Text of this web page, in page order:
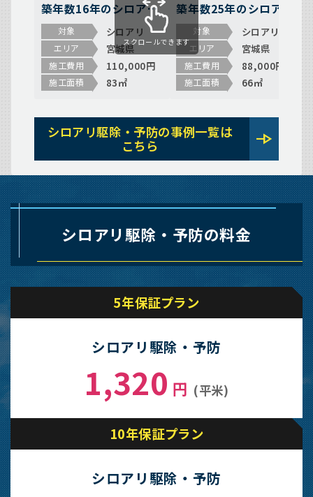
築年数16年のシロアリ
予防の施工事例（宮城
県東松島市矢本上河
戸）
対象 シロアリ
エリア 宮城県
施工費用 110,000円
施工面積 83㎡
築年数25年のシロアリ
駆除の施工事例（宮城
県宮城郡七ヶ浜町松ヶ
浜字謡）
対象 シロアリ
エリア 宮城県
施工費用 88,000円
施工面積 66㎡
スクロールできます
シロアリ駆除・予防の事例一覧は
こちら
line_end_arrow
シロアリ駆除・予防の料金
5年保証プラン
シロアリ駆除・予防
1,320 円 (平米)
10年保証プラン
シロアリ駆除・予防